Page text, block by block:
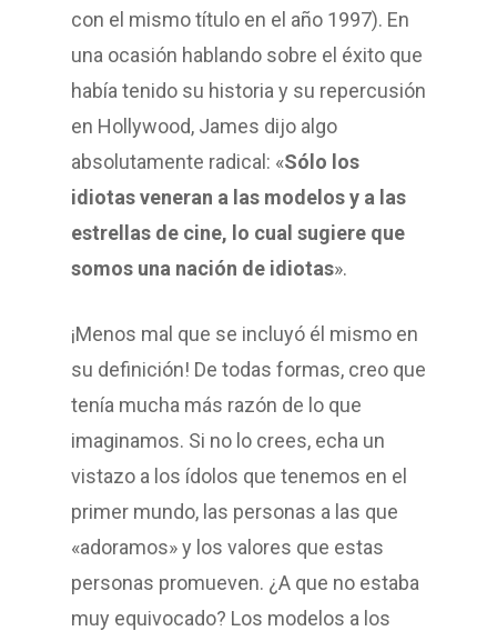
con el mismo título en el año 1997). En
una ocasión hablando sobre el éxito que
había tenido su historia y su repercusión
en Hollywood, James dijo algo
absolutamente radical: «Sólo los
idiotas veneran a las modelos y a las
estrellas de cine, lo cual sugiere que
somos una nación de idiotas».
¡Menos mal que se incluyó él mismo en
su definición! De todas formas, creo que
tenía mucha más razón de lo que
imaginamos. Si no lo crees, echa un
vistazo a los ídolos que tenemos en el
primer mundo, las personas a las que
«adoramos» y los valores que estas
personas promueven. ¿A que no estaba
muy equivocado? Los modelos a los